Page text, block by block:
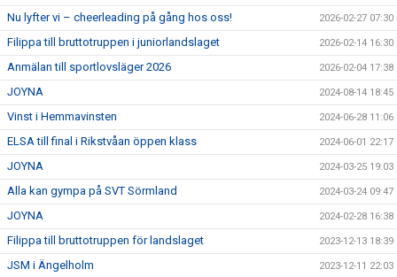
Nu lyfter vi – cheerleading på gång hos oss! 2026-02-27 07:30
Filippa till bruttotruppen i juniorlandslaget 2026-02-14 16:30
Anmälan till sportlovsläger 2026 2026-02-04 17:38
JOYNA 2024-08-14 18:45
Vinst i Hemmavinsten 2024-06-28 11:06
ELSA till final i Rikstvåan öppen klass 2024-06-01 22:17
JOYNA 2024-03-25 19:03
Alla kan gympa på SVT Sörmland 2024-03-24 09:47
JOYNA 2024-02-28 16:38
Filippa till bruttotruppen för landslaget 2023-12-13 18:39
JSM i Ängelholm 2023-12-11 22:03